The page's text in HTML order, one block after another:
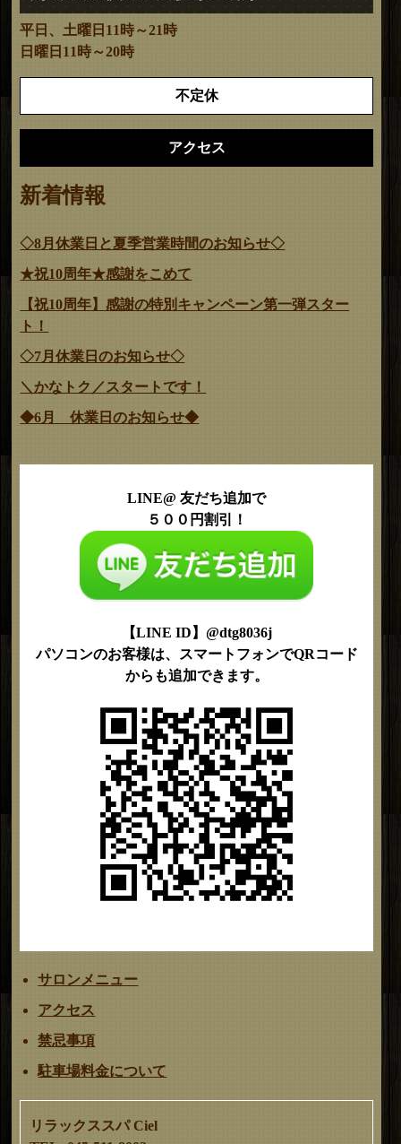
平日、土曜日11時～21時
日曜日11時～20時
不定休
アクセス
新着情報
◇8月休業日と夏季営業時間のお知らせ◇
★祝10周年★感謝をこめて
【祝10周年】感謝の特別キャンペーン第一弾スター
ト！
◇7月休業日のお知らせ◇
＼かなトク／スタートです！
◆6月 休業日のお知らせ◆
LINE@ 友だち追加で
５００円割引！
【LINE ID】@dtg8036j
パソコンのお客様は、スマートフォンでQRコード
からも追加できます。
サロンメニュー
アクセス
禁忌事項
駐車場料金について
リラックススパ Ciel